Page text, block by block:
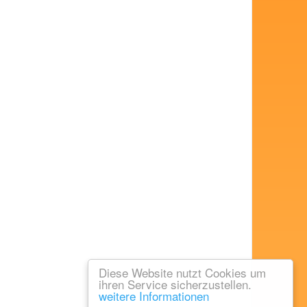
Diese Website nutzt Cookies um
ihren Service sicherzustellen.
weitere Informationen